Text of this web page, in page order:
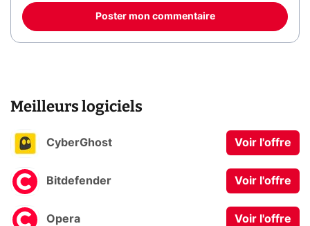
Poster mon commentaire
Meilleurs logiciels
CyberGhost Voir l'offre
Bitdefender Voir l'offre
Opera Voir l'offre